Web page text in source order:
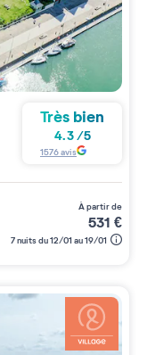
Très bien
4.3/5
1576avis
à partir de
531 €
7 nuits du 12/01 au 19/01